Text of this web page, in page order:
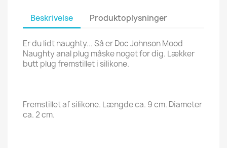
Beskrivelse Produktoplysninger
Er du lidt naughty... Så er Doc Johnson Mood
Naughty anal plug måske noget for dig. Lækker
butt plug fremstillet i silikone.
Fremstillet af silikone. Længde ca. 9 cm. Diameter
ca. 2 cm.